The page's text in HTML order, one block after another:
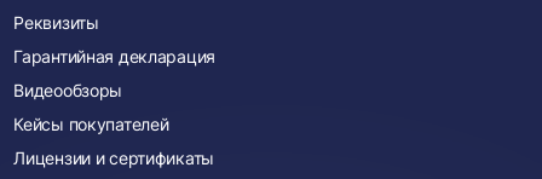
Реквизиты
Гарантийная декларация
Видеообзоры
Кейсы покупателей
Лицензии и сертификаты